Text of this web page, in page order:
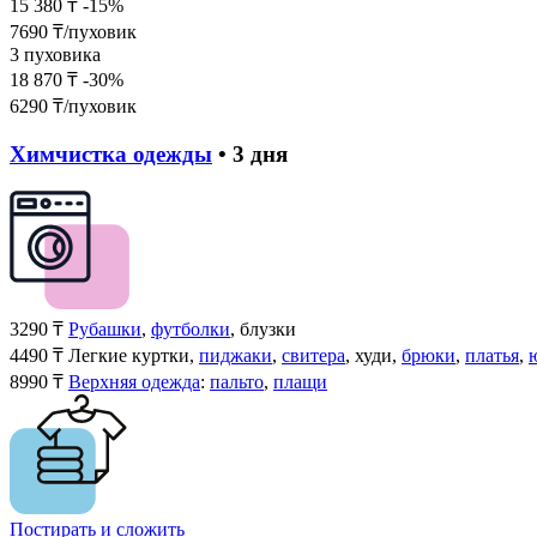
15 380 ₸ -15%
7690 ₸/пуховик
3 пуховика
18 870 ₸ -30%
6290 ₸/пуховик
Химчистка одежды • 3 дня
3290 ₸ Рубашки, футболки, блузки
4490 ₸ Легкие куртки, пиджаки, свитера, худи, брюки, платья,
8990 ₸ Верхняя одежда: пальто, плащи
Постирать и сложить